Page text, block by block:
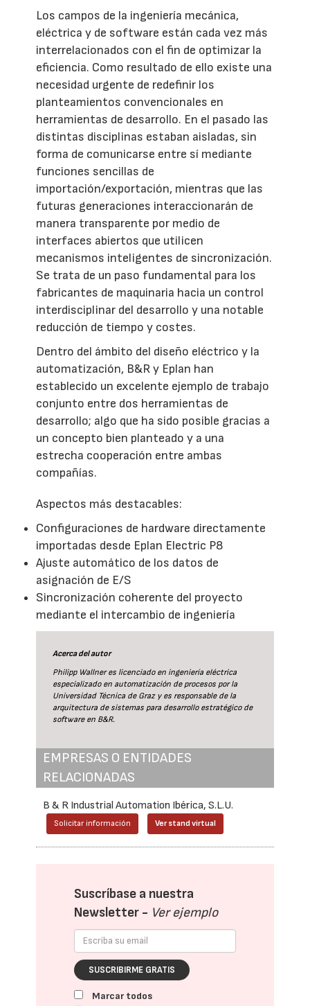
Los campos de la ingeniería mecánica,
eléctrica y de software están cada vez más
interrelacionados con el fin de optimizar la
eficiencia. Como resultado de ello existe una
necesidad urgente de redefinir los
planteamientos convencionales en
herramientas de desarrollo. En el pasado las
distintas disciplinas estaban aisladas, sin
forma de comunicarse entre sí mediante
funciones sencillas de
importación/exportación, mientras que las
futuras generaciones interaccionarán de
manera transparente por medio de
interfaces abiertos que utilicen
mecanismos inteligentes de sincronización.
Se trata de un paso fundamental para los
fabricantes de maquinaria hacia un control
interdisciplinar del desarrollo y una notable
reducción de tiempo y costes.
Dentro del ámbito del diseño eléctrico y la
automatización, B&R y Eplan han
establecido un excelente ejemplo de trabajo
conjunto entre dos herramientas de
desarrollo; algo que ha sido posible gracias a
un concepto bien planteado y a una
estrecha cooperación entre ambas
compañías.
Aspectos más destacables:
Configuraciones de hardware directamente
importadas desde Eplan Electric P8
Ajuste automático de los datos de
asignación de E/S
Sincronización coherente del proyecto
mediante el intercambio de ingeniería
Acerca del autor
Philipp Wallner es licenciado en ingeniería eléctrica
especializado en automatización de procesos por la
Universidad Técnica de Graz y es responsable de la
arquitectura de sistemas para desarrollo estratégico de
software en B&R.
EMPRESAS O ENTIDADES
RELACIONADAS
B & R Industrial Automation Ibérica, S.L.U.
Solicitar información Ver stand virtual
Suscríbase a nuestra
Newsletter - Ver ejemplo
SUSCRIBIRME GRATIS
Marcar todos